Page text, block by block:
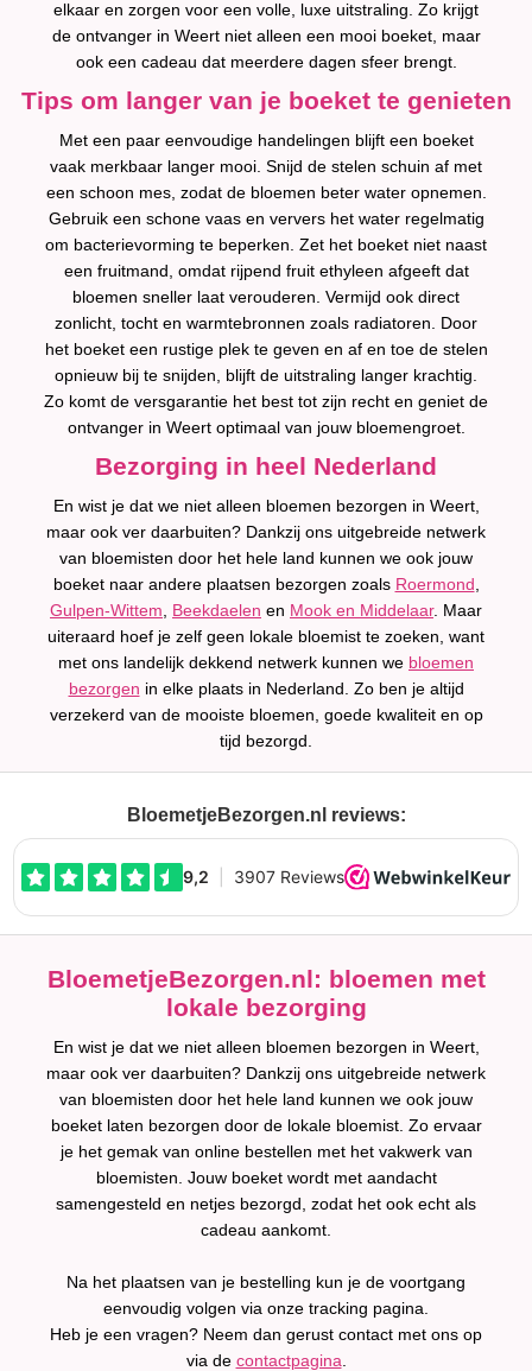
elkaar en zorgen voor een volle, luxe uitstraling. Zo krijgt
de ontvanger in Weert niet alleen een mooi boeket, maar
ook een cadeau dat meerdere dagen sfeer brengt.
Tips om langer van je boeket te genieten
Met een paar eenvoudige handelingen blijft een boeket
vaak merkbaar langer mooi. Snijd de stelen schuin af met
een schoon mes, zodat de bloemen beter water opnemen.
Gebruik een schone vaas en ververs het water regelmatig
om bacterievorming te beperken. Zet het boeket niet naast
een fruitmand, omdat rijpend fruit ethyleen afgeeft dat
bloemen sneller laat verouderen. Vermijd ook direct
zonlicht, tocht en warmtebronnen zoals radiatoren. Door
het boeket een rustige plek te geven en af en toe de stelen
opnieuw bij te snijden, blijft de uitstraling langer krachtig.
Zo komt de versgarantie het best tot zijn recht en geniet de
ontvanger in Weert optimaal van jouw bloemengroet.
Bezorging in heel Nederland
En wist je dat we niet alleen bloemen bezorgen in Weert,
maar ook ver daarbuiten? Dankzij ons uitgebreide netwerk
van bloemisten door het hele land kunnen we ook jouw
boeket naar andere plaatsen bezorgen zoals Roermond
Gulpen-Wittem
Beekdaelen en Mook en Middelaar. Maar
uiteraard hoef je zelf geen lokale bloemist te zoeken, want
met ons landelijk dekkend netwerk kunnen we bloemen
bezorgen in elke plaats in Nederland. Zo ben je altijd
verzekerd van de mooiste bloemen, goede kwaliteit en op
tijd bezorgd.
BloemetjeBezorgen.nl reviews:
BloemetjeBezorgen.nl: bloemen met
lokale bezorging
En wist je dat we niet alleen bloemen bezorgen in Weert,
maar ook ver daarbuiten? Dankzij ons uitgebreide netwerk
van bloemisten door het hele land kunnen we ook jouw
boeket laten bezorgen door de lokale bloemist. Zo ervaar
je het gemak van online bestellen met het vakwerk van
bloemisten. Jouw boeket wordt met aandacht
samengesteld en netjes bezorgd, zodat het ook echt als
cadeau aankomt.
Na het plaatsen van je bestelling kun je de voortgang
eenvoudig volgen via onze tracking pagina.
Heb je een vragen? Neem dan gerust contact met ons op
via de contactpagina